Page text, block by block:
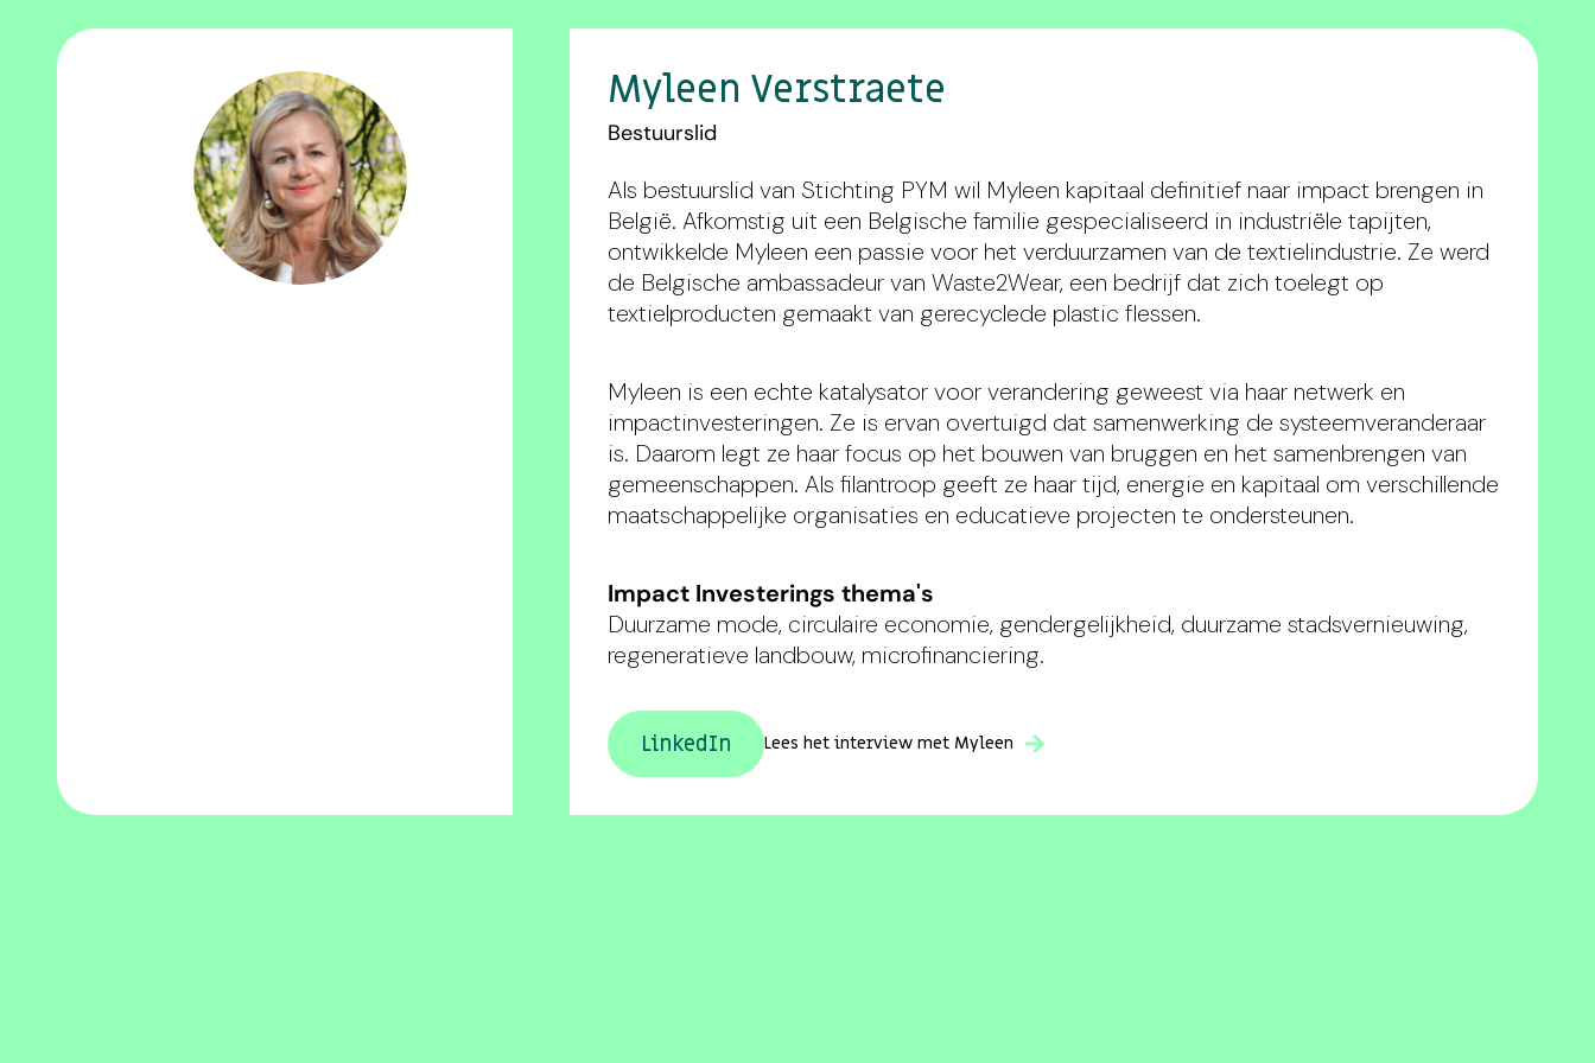
Myleen Verstraete
Bestuurslid
Als bestuurslid van Stichting PYM wil Myleen kapitaal definitief naar impact brengen in
België. Afkomstig uit een Belgische familie gespecialiseerd in industriële tapijten,
ontwikkelde Myleen een passie voor het verduurzamen van de textielindustrie. Ze werd
de Belgische ambassadeur van Waste2Wear, een bedrijf dat zich toelegt op
textielproducten gemaakt van gerecyclede plastic flessen.
Myleen is een echte katalysator voor verandering geweest via haar netwerk en
impactinvesteringen. Ze is ervan overtuigd dat samenwerking de systeemveranderaar
is. Daarom legt ze haar focus op het bouwen van bruggen en het samenbrengen van
gemeenschappen. Als filantroop geeft ze haar tijd, energie en kapitaal om verschillende
maatschappelijke organisaties en educatieve projecten te ondersteunen.
Impact Investerings thema's
Duurzame mode, circulaire economie, gendergelijkheid, duurzame stadsvernieuwing,
regeneratieve landbouw, microfinanciering.
LinkedIn Lees het interview met Myleen